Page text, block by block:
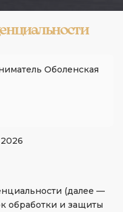
Оболенская
(далее —
обработки и защиты